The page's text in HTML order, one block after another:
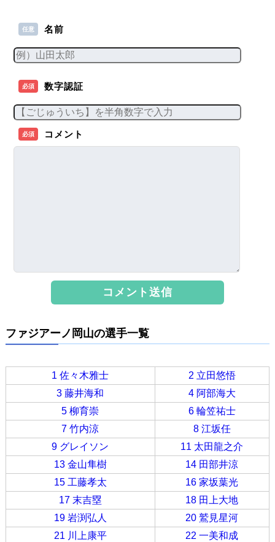
任意 名前
必須 数字認証
必須 コメント
ファジアーノ岡山の選手一覧
1 佐々木雅士
2 立田悠悟
3 藤井海和
4 阿部海大
5 柳育崇
6 輪笠祐士
7 竹内涼
8 江坂任
9 グレイソン
11 太田龍之介
13 金山隼樹
14 田部井涼
15 工藤孝太
16 家坂葉光
17 末吉塁
18 田上大地
19 岩渕弘人
20 鷲見星河
21 川上康平
22 一美和成